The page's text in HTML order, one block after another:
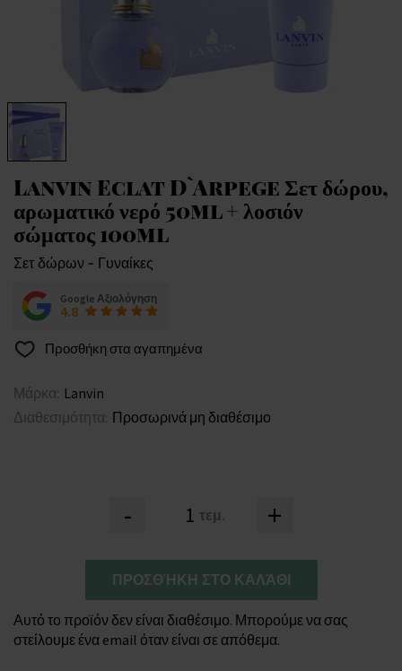
Lanvin Eclat D`Arpege Σετ δώρου,
αρωματικό νερό 50ml + λοσιόν
σώματος 100ml
Σετ δώρων - Γυναίκες
Google Αξιολόγηση
4.8
Προσθήκη στα αγαπημένα
Μάρκα: Lanvin
Διαθεσιμότητα: Προσωρινά μη διαθέσιμο
- τεμ. +
ΠΡΟΣΘΉΚΗ ΣΤΟ ΚΑΛΆΘΙ
Αυτό το προϊόν δεν είναι διαθέσιμο. Μπορούμε να σας
στείλουμε ένα email όταν είναι σε απόθεμα.